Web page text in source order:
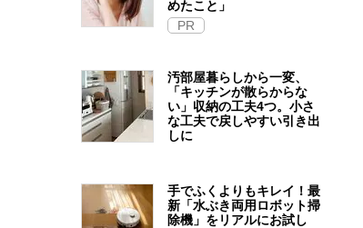
めたこと」
PR
汚部屋暮らしから一変、
「キッチンが散らからな
い」収納の工夫4つ。小さ
な工夫で戻しやすい引き出
しに
手でふくよりもキレイ！最
新「水ぶき両用ロボット掃
除機」をリアルにお試し